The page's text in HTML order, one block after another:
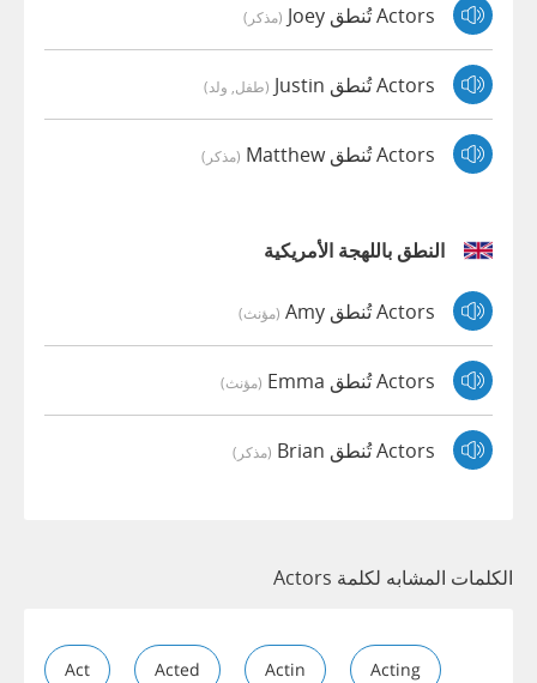
Actors تُنطق Joey (مذكر)
Actors تُنطق Justin (طفل, ولد)
Actors تُنطق Matthew (مذكر)
النطق باللهجة الأمريكية
Actors تُنطق Amy (مؤنث)
Actors تُنطق Emma (مؤنث)
Actors تُنطق Brian (مذكر)
الكلمات المشابه لكلمة Actors
Act Acted Actin Acting